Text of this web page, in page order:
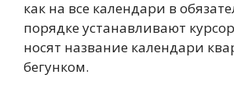
как на все календари в
порядке устанавливают
носят название календари
бегунком.